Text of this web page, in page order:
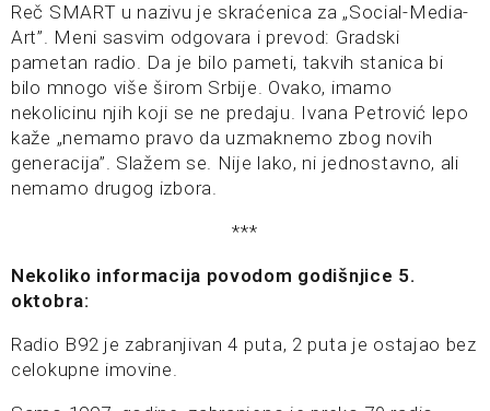
Reč SMART u nazivu je skraćenica za „Social-Media-
Art”. Meni sasvim odgovara i prevod: Gradski
pametan radio. Da je bilo pameti, takvih stanica bi
bilo mnogo više širom Srbije. Ovako, imamo
nekolicinu njih koji se ne predaju. Ivana Petrović lepo
kaže „nemamo pravo da uzmaknemo zbog novih
generacija”. Slažem se. Nije lako, ni jednostavno, ali
nemamo drugog izbora.
***
Nekoliko informacija povodom godišnjice 5.
oktobra:
Radio B92 je zabranjivan 4 puta, 2 puta je ostajao bez
celokupne imovine.